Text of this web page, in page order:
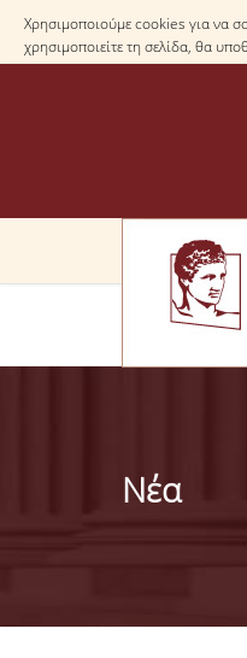
Χρησιμοποιούμε cookies για να
χρησιμοποιείτε τη σελίδα, θα
Νέα